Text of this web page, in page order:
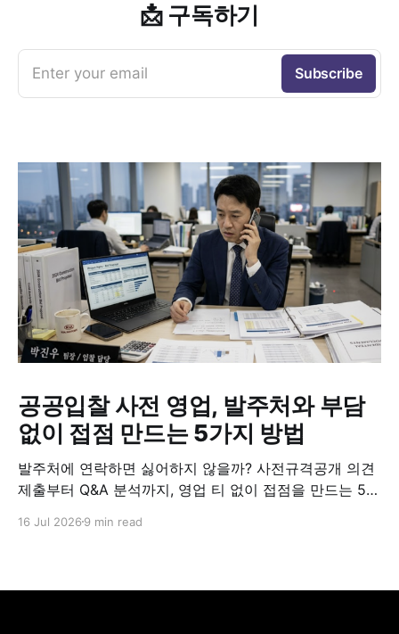
📩 구독하기
Enter your email Subscribe
공공입찰 사전 영업, 발주처와 부담
없이 접점 만드는 5가지 방법
발주처에 연락하면 싫어하지 않을까? 사전규격공개 의견
제출부터 Q&A 분석까지, 영업 티 없이 접점을 만드는 5가
16 Jul 2026 9 min read